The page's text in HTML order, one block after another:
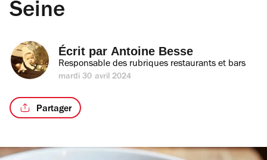
Seine
Écrit par Antoine Besse
Responsable des rubriques restaurants et bars
mardi 30 avril 2024
Partager